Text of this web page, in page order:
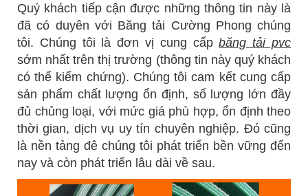
Quý khách tiếp cận được những thông tin này là
đã có duyên với Băng tải Cường Phong chúng
tôi. Chúng tôi là đơn vị cung cấpbăng tải pvc
sớm nhất trên thị trường (thông tin này quý khách
có thể kiểm chứng). Chúng tôi cam kết cung cấp
sản phẩm chất lượng ổn định, số lượng lớn đầy
đủ chủng loại, với mức giá phù hợp, ổn định theo
thời gian, dịch vụ uy tín chuyên nghiệp. Đó cũng
là nền tảng đê chúng tôi phát triển bền vững đến
nay và còn phát triển lâu dài về sau.